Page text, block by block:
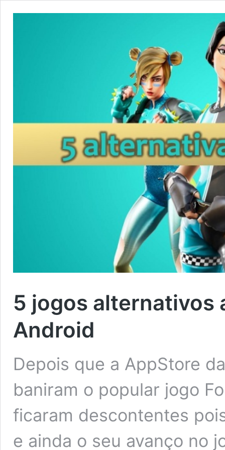
5 jogos alternativos
Android
Depois que a AppStore
baniram o popular jogo
ficaram descontentes
e ainda o seu avanço no